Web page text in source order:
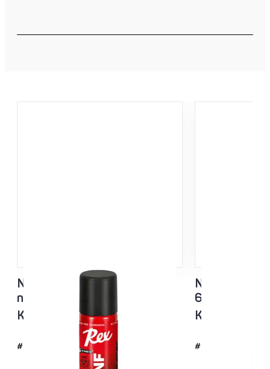
NF Sisu Hard Black
nesteluisto 60ml
Kaikki lämpötila-alueet
#4726
NF Sisu
60ml
Kaikki
#4725